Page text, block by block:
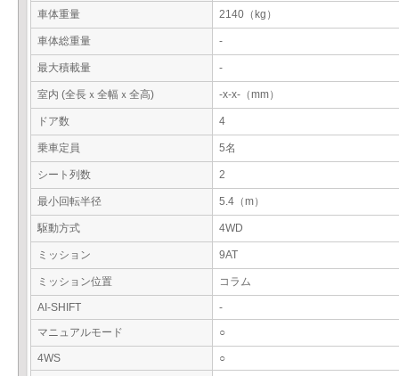
車体重量 2140（kg）
車体総重量 -
最大積載量 -
室内 (全長ｘ全幅ｘ全高) -x-x-（mm）
ドア数 4
乗車定員 5名
シート列数 2
最小回転半径 5.4（m）
駆動方式 4WD
ミッション 9AT
ミッション位置 コラム
AI-SHIFT
-
マニュアルモード
○
4WS ○